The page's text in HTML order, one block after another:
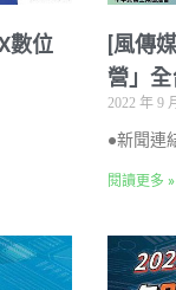
數位
[風傳
營」
2022 年 9
●新聞連
閱讀更多 »